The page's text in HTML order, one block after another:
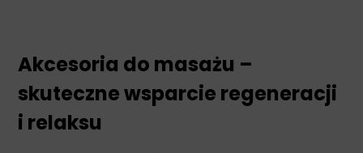
Akcesoria do masażu –
skuteczne wsparcie regeneracji
i relaksu